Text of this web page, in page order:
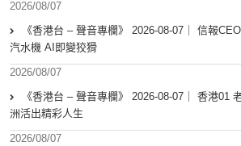
2026/08/07
《香港台 – 聲音專欄》 2026-08-07｜ 信報
汽水機 AI即變狡猾
2026/08/07
《香港台 – 聲音專欄》 2026-08-07｜ 香港01
洲活出精彩人生
2026/08/07